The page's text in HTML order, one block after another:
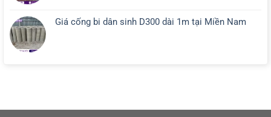
Giá cống bi dân sinh D300 dài 1m tại Miền Nam